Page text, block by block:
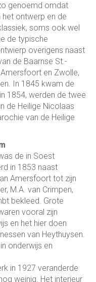
genoemd omdat
ontwerp en de
soms ook wel
de typische
overigens naast
de Baarnse St.-
en Zwolle,
In 1845 kwam de
1854, werden de twee
de Heilige Nicolaas
van de Heilige
de in Soest
in 1853 naast
Amersfoort tot zijn
M.A. van Crimpen,
bekleed. Grote
vooral zijn
en het hier doen
van Heythuysen.
onderwijs en
in 1927 veranderde
weinig. Het interieur